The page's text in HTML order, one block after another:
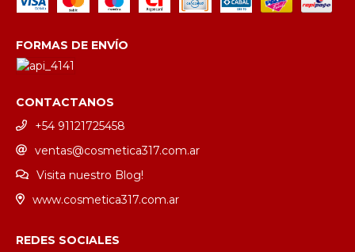
FORMAS DE ENVÍO
CONTACTANOS
+54 91121725458
ventas@cosmetica317.com.ar
Visita nuestro Blog!
www.cosmetica317.com.ar
REDES SOCIALES